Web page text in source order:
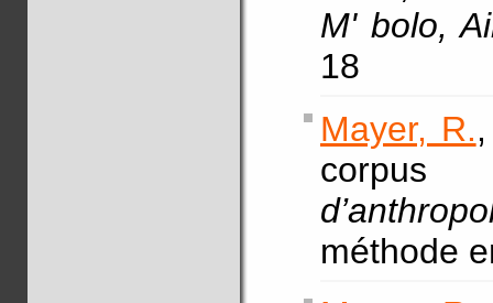
M' bolo,
18
Mayer, R.
méthode